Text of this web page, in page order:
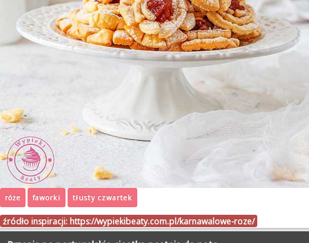
róże faworki tłusty czwartek
źródło inspiracji: https://wypiekibeaty.com.pl/karnawalowe-roze/